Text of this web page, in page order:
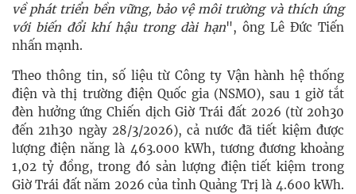
về phát triển bền vững, bảo vệ môi trường và thích ứng
với biến đổi khí hậu trong dài hạn", ông Lê Đức Tiến
nhấn mạnh.
Theo thông tin, số liệu từ Công ty Vận hành hệ thống
điện và thị trường điện Quốc gia (NSMO), sau 1 giờ tắt
đèn hưởng ứng Chiến dịch Giờ Trái đất 2026 (từ 20h30
đến 21h30 ngày 28/3/2026), cả nước đã tiết kiệm được
lượng điện năng là 463.000 kWh, tương đương khoảng
1,02 tỷ đồng, trong đó sản lượng điện tiết kiệm trong
Giờ Trái đất năm 2026 của tỉnh Quảng Trị là 4.600 kWh.